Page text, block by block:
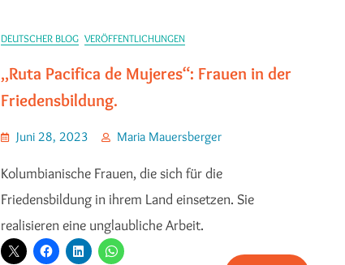
DEUTSCHER BLOG VERÖFFENTLICHUNGEN
,,Ruta Pacifica de Mujeres“: Frauen in der
Friedensbildung.
Juni 28, 2023 Maria Mauersberger
Kolumbianische Frauen, die sich für die
Friedensbildung in ihrem Land einsetzen. Sie
realisieren eine unglaubliche Arbeit.